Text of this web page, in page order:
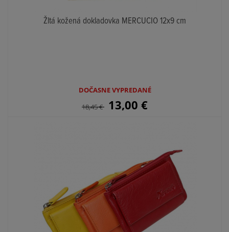
Žltá kožená dokladovka MERCUCIO 12x9 cm
DOČASNE VYPREDANÉ
18,45€ 13,00 €